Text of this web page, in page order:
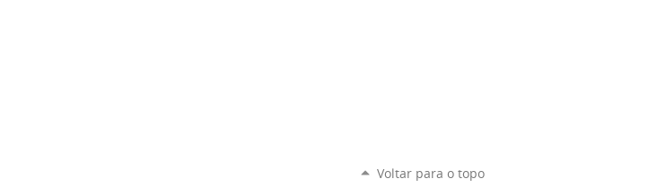
Voltar para o topo